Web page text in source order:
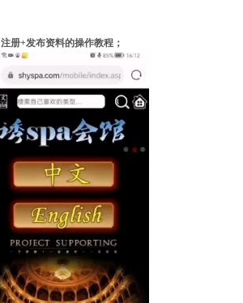
注册+发布资料的操作教程；